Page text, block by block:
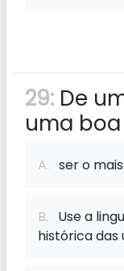
29: De
uma
A. ser o
B. Use a
histórica das